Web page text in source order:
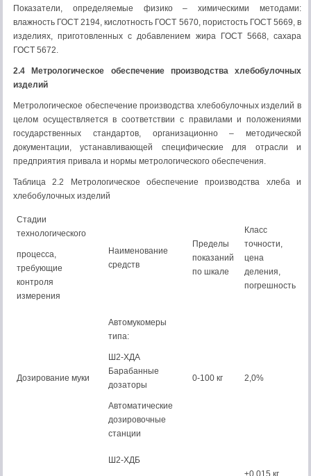
Показатели, определяемые физико – химическими методами:
влажность ГОСТ 2194, кислотность ГОСТ 5670, пористость ГОСТ 5669, в
изделиях, приготовленных с добавлением жира ГОСТ 5668, сахара
ГОСТ 5672.
2.4 Метрологическое обеспечение производства хлебобулочных
изделий
Метрологическое обеспечение производства хлебобулочных изделий в
целом осуществляется в соответствии с правилами и положениями
государственных стандартов, организационно – методической
документации, устанавливающей специфические для отрасли и
предприятия привала и нормы метрологического обеспечения.
Таблица 2.2 Метрологическое обеспечение производства хлеба и
хлебобулочных изделий
Стадии
технологического
процесса,
требующие
контроля
измерения
Наименование
средств
Пределы
показаний
по шкале
Класс
точности,
цена
деления,
погрешность
Дозирование муки
Автомукомеры
типа:
Ш2-ХДА
Барабанные
дозаторы
Автоматические
дозировочные
станции
0-100 кг 2,0%
Ш2-ХДБ
±0,015 кг